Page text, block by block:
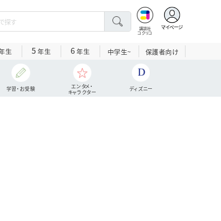
講談社
コクリコ
マイページ
生 5 年生 6 年生 中学生~ 保護者向け
学習・お受験
エンタメ・
キャラクター
ディズニー